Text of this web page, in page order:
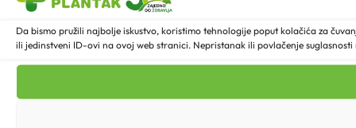
Da bismo pružili najbolje iskustvo, koristimo tehnologije poput kolačića za
ili jedinstveni ID-ovi na ovoj web stranici. Nepristanak ili povlačenje